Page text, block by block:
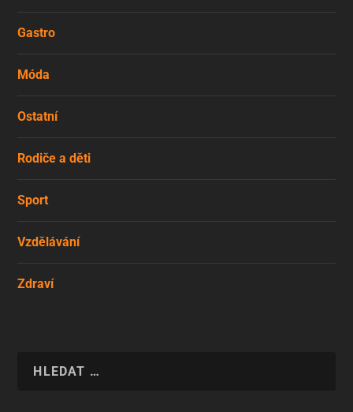
Gastro
Móda
Ostatní
Rodiče a děti
Sport
Vzdělávání
Zdraví